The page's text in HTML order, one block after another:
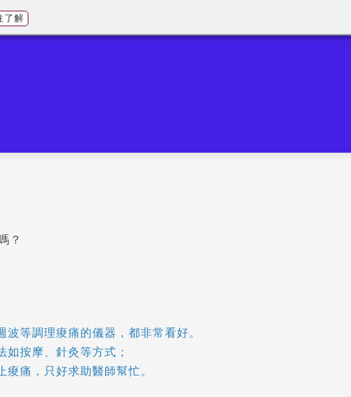
？
等調理痠痛的儀器，都非常看好。
按摩、針灸等方式；
痛，只好求助醫師幫忙。
了解